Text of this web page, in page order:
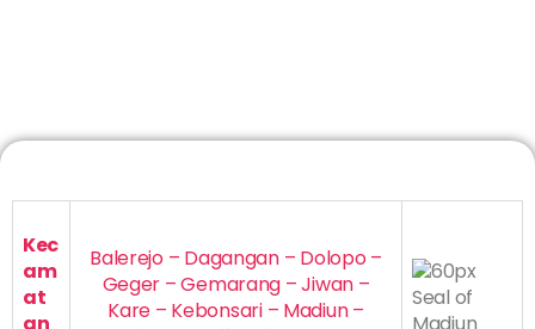
Kec
am
at
Balerejo – Dagangan – Dolopo –
Geger – Gemarang – Jiwan –
Kare – Kebonsari – Madiun –